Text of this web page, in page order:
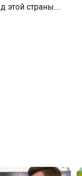
этой страны.
Корея Джона
в